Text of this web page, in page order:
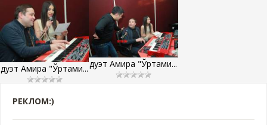
дуэт Амира "Ўртами...дуэт Амира "Ўртами...
РЕКЛОМ:)